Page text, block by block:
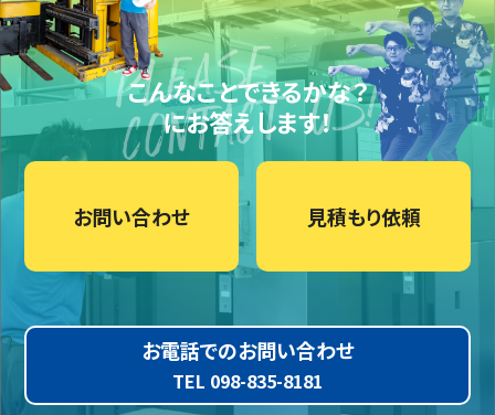
こんなことできるかな？
にお答えします！
お問い合わせ 見積もり依頼
お電話でのお問い合わせ
TEL 098-835-8181